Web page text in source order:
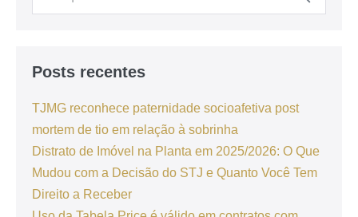
Posts recentes
TJMG reconhece paternidade socioafetiva post
mortem de tio em relação à sobrinha
Distrato de Imóvel na Planta em 2025/2026: O Que
Mudou com a Decisão do STJ e Quanto Você Tem
Direito a Receber